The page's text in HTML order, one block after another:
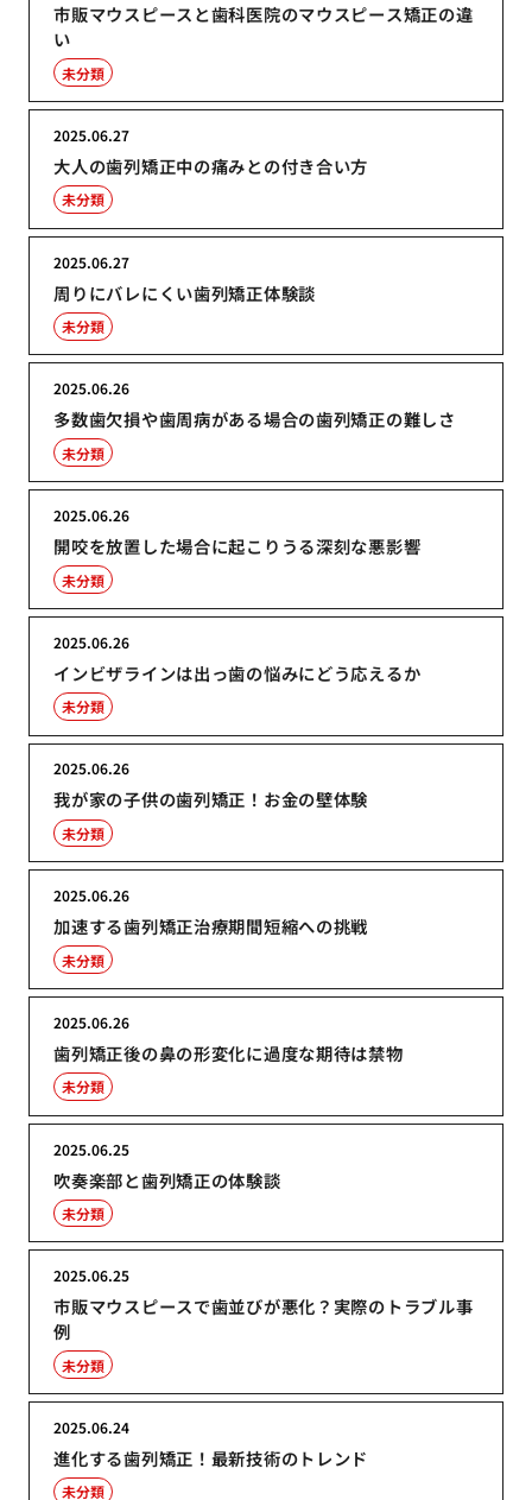
市販マウスピースと歯科医院のマウスピース矯正の違
い
未分類
大人の歯列矯正中の痛みとの付き合い方
2025.06.27
未分類
周りにバレにくい歯列矯正体験談
2025.06.27
未分類
多数歯欠損や歯周病がある場合の歯列矯正の難しさ
2025.06.26
未分類
開咬を放置した場合に起こりうる深刻な悪影響
2025.06.26
未分類
インビザラインは出っ歯の悩みにどう応えるか
2025.06.26
未分類
我が家の子供の歯列矯正！お金の壁体験
2025.06.26
未分類
加速する歯列矯正治療期間短縮への挑戦
2025.06.26
未分類
歯列矯正後の鼻の形変化に過度な期待は禁物
2025.06.26
未分類
吹奏楽部と歯列矯正の体験談
2025.06.25
未分類
市販マウスピースで歯並びが悪化？実際のトラブル事
例
2025.06.25
未分類
進化する歯列矯正！最新技術のトレンド
2025.06.24
未分類